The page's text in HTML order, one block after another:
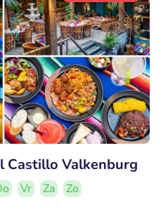
Castillo Valkenburg
Vr Za
Zo